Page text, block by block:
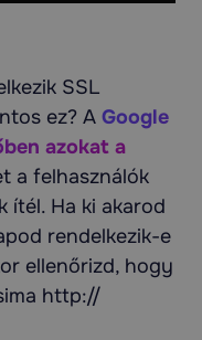
SSL
ez? A Google
azokat a
a felhasználók
ítél. Ha ki akarod
rendelkezik-e
ellenőrizd, hogy
http://